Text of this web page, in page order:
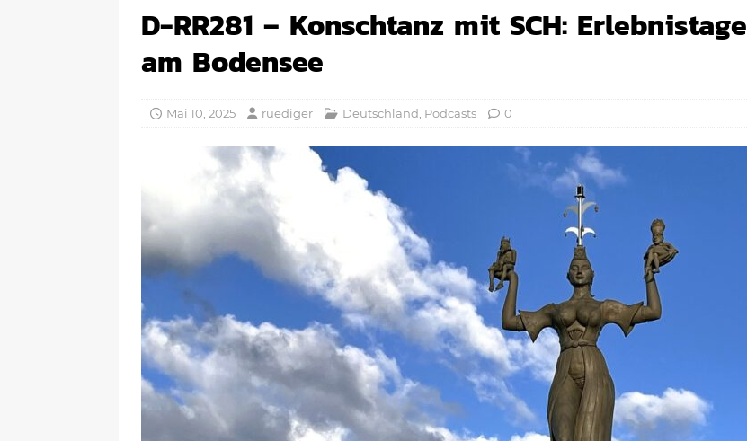
[ August 6, 2026 ] Reise News 06.08.26 – Luxus, Cool, Wasser & „Flug”-Hunde NEWS
D-RR281 – Konschtanz mit SCH: Erlebnistage
am Bodensee
Mai 10, 2025 ruediger Deutschland Podcasts 0